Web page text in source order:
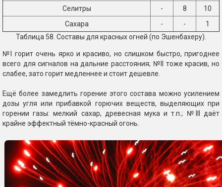
Селитры
- 8
10
Сахара
- -
1
Таблица 58. Составы для красных огней (по Эшенбахеру).
№I горит очень ярко и красиво, но слишком быстро, пригоднее
всего для сигналов на дальние расстояния; №II тоже красив, но
слабее, зато горит медленнее и стоит дешевле.
Ещё более замедлить горение этого состава можно усилением
дозы угля или прибавкой горючих веществ, выделяющих при
горении газы: мелкий сахар, древесная мука и т.п.; №III даёт
крайне эффектный тёмно-красный огонь.